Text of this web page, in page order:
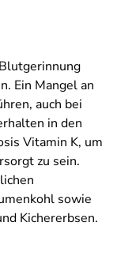
Ein Mangel an
auch bei
in den
Vitamin K, um
zu sein.
sowie
Kichererbsen.